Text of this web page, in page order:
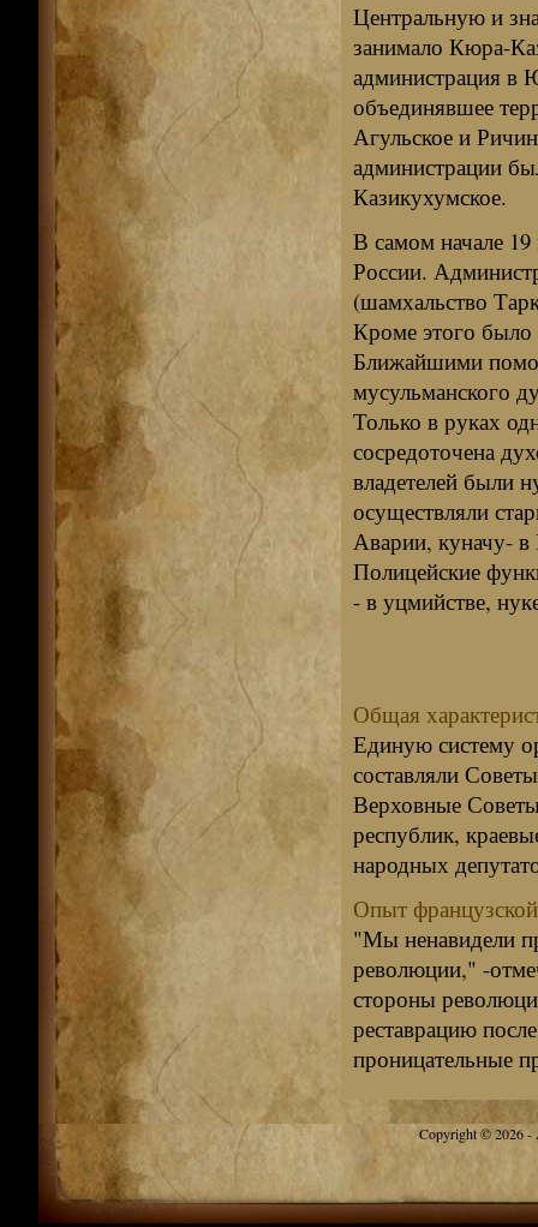
Центральную и
занимало Кюра-
администрация в
объединявшее
Агульское и
администрации
Казикухумское.
В самом начале 19
России.
(шамхальство
Кроме этого
Ближайшими
мусульманского
Только в руках
сосредоточена
владетелей были
осуществляли
Аварии, куначу- в
Полицейские
- в уцмийстве,
Общая
Единую систему
составляли
Верховные
республик,
народных
Опыт
"Мы ненавидели
революции," -
стороны
реставрацию
проницательные
Copyright © 2026 -